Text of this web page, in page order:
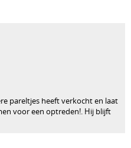
pareltjes heeft verkocht en laat
voor een optreden!. Hij blijft